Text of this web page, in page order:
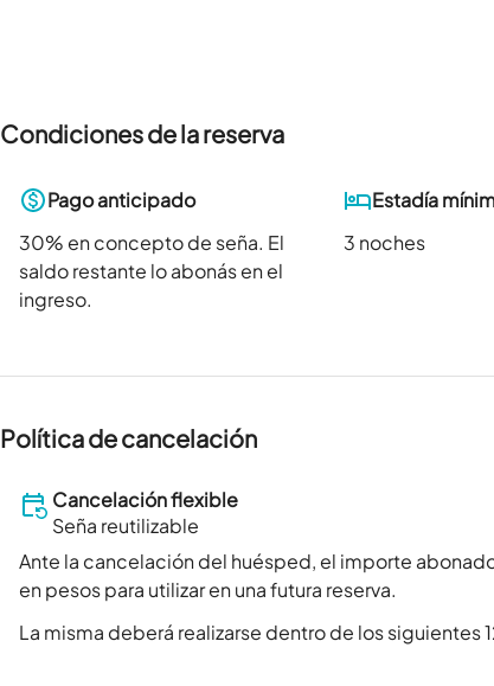
Condiciones de la reserva
Pago anticipado
30% en concepto de seña. El
saldo restante lo abonás en el
ingreso.
Estadía
3 noches
Política de cancelación
Cancelación flexible
Seña reutilizable
Ante la cancelación del huésped, el importe
en pesos para utilizar en una futura reserva.
La misma deberá realizarse dentro de los siguientes